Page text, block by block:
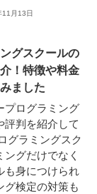
月13日
グスクールの
！特徴や料金
ました
プログラミング
評判を紹介して
グラミングスク
グだけでなく
も身につけられ
グ検定の対策も